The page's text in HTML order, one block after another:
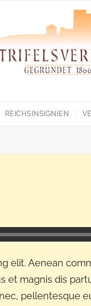
REICHSINSIGNIEN
elit. Aenean
et magnis dis
pellentesque